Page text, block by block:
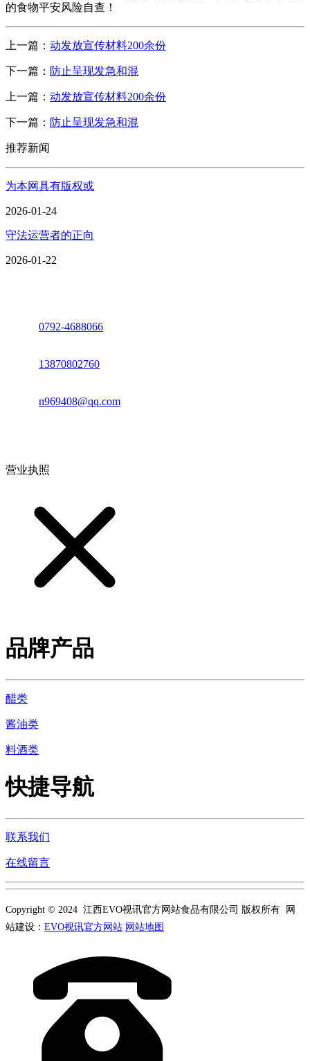
的食物平安风险自查！
上一篇： 动发放宣传材料200余份
下一篇： 防止呈现发急和混
上一篇： 动发放宣传材料200余份
下一篇： 防止呈现发急和混
推荐新闻
为本网具有版权或
2026-01-24
守法运营者的正向
2026-01-22
0792-4688066
13870802760
n969408@qq.com
营业执照
品牌产品
醋类
酱油类
料酒类
快捷导航
联系我们
在线留言
Copyright © 2024 江西EVO视讯官方网站食品有限公司 版权所有 网
站建设： EVO视讯官方网站 网站地图